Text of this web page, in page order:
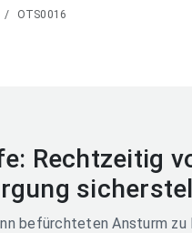
/ OTS0016
Rechtzeitig
befürchteten Ansturm zu